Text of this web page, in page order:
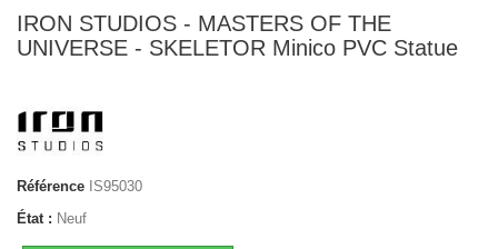
IRON STUDIOS - MASTERS OF THE
UNIVERSE - SKELETOR Minico PVC Statue
Référence IS95030
État : Neuf